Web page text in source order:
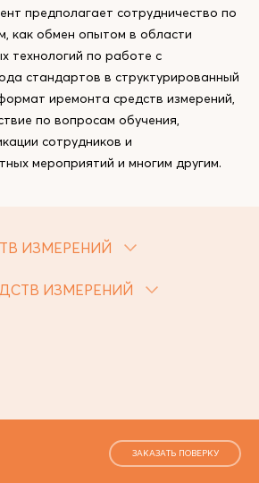
предполагает сотрудничество по
как обмен опытом в области
технологий по работе с
стандартов в структурированный
иремонта средств измерений,
по вопросам обучения,
сотрудников и
мероприятий и многим другим.
ИЗМЕРЕНИЙ
ИЗМЕРЕНИЙ
ЗАКАЗАТЬ ПОВЕРКУ